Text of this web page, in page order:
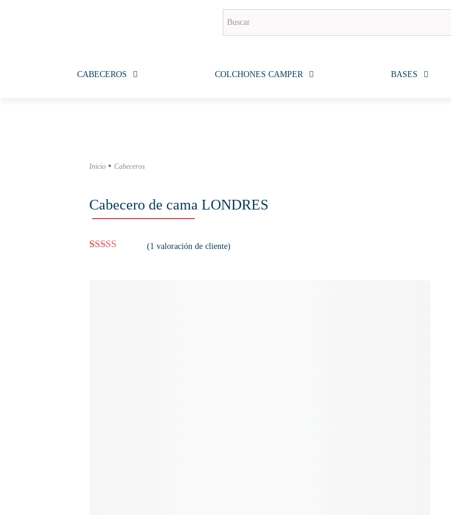
CABECEROS COLCHONES CAMPER BASES
Inicio •Cabeceros
Cabecero de cama LONDRES
(1 valoración de cliente)